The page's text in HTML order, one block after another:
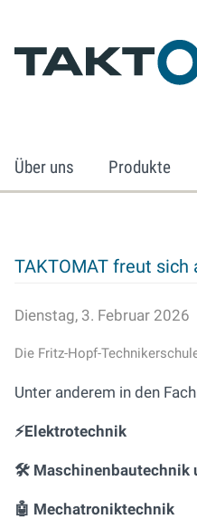
Über uns Produkte
TAKTOMAT freut
Dienstag, 3. Februar 2026
Die Fritz-Hopf-
Unter anderem in den
⚡Elektrotechnik
🛠️ Maschinenbautechnik
🤖 Mechatroniktechnik